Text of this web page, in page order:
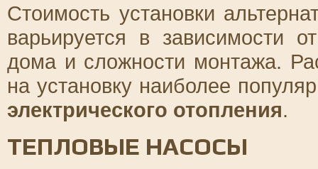
Стоимость установки
варьируется в зависимости
дома и сложности монтажа.
на установку наиболее
электрического отопления.
ТЕПЛОВЫЕ НАСОСЫ